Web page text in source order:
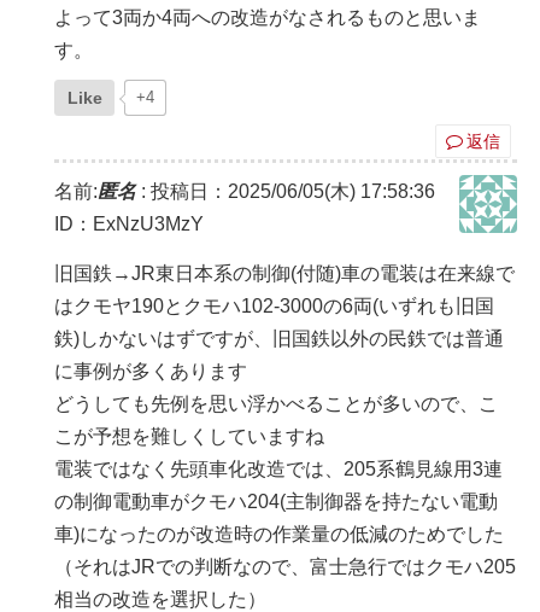
よって3両か4両への改造がなされるものと思いま
す。
Like +4
返信
名前:匿名: 投稿日：2025/06/05(木) 17:58:36
ID：ExNzU3MzY
旧国鉄→JR東日本系の制御(付随)車の電装は在来線で
はクモヤ190とクモハ102-3000の6両(いずれも旧国
鉄)しかないはずですが、旧国鉄以外の民鉄では普通
に事例が多くあります
どうしても先例を思い浮かべることが多いので、こ
こが予想を難しくしていますね
電装ではなく先頭車化改造では、205系鶴見線用3連
の制御電動車がクモハ204(主制御器を持たない電動
車)になったのが改造時の作業量の低減のためでした
（それはJRでの判断なので、富士急行ではクモハ205
相当の改造を選択した）